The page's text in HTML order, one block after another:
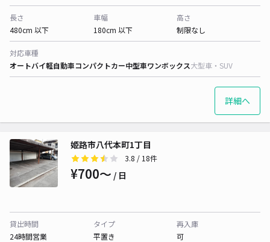
長さ
480cm 以下
車幅
180cm 以下
高さ
制限なし
対応車種
オートバイ軽自動車コンパクトカー中型車ワンボックス大型車・SUV
詳細へ
姫路市八代本町1丁目
3.8 / 18件
¥700〜 / 日
貸出時間
24時間営業
タイプ
平置き
再入庫
可